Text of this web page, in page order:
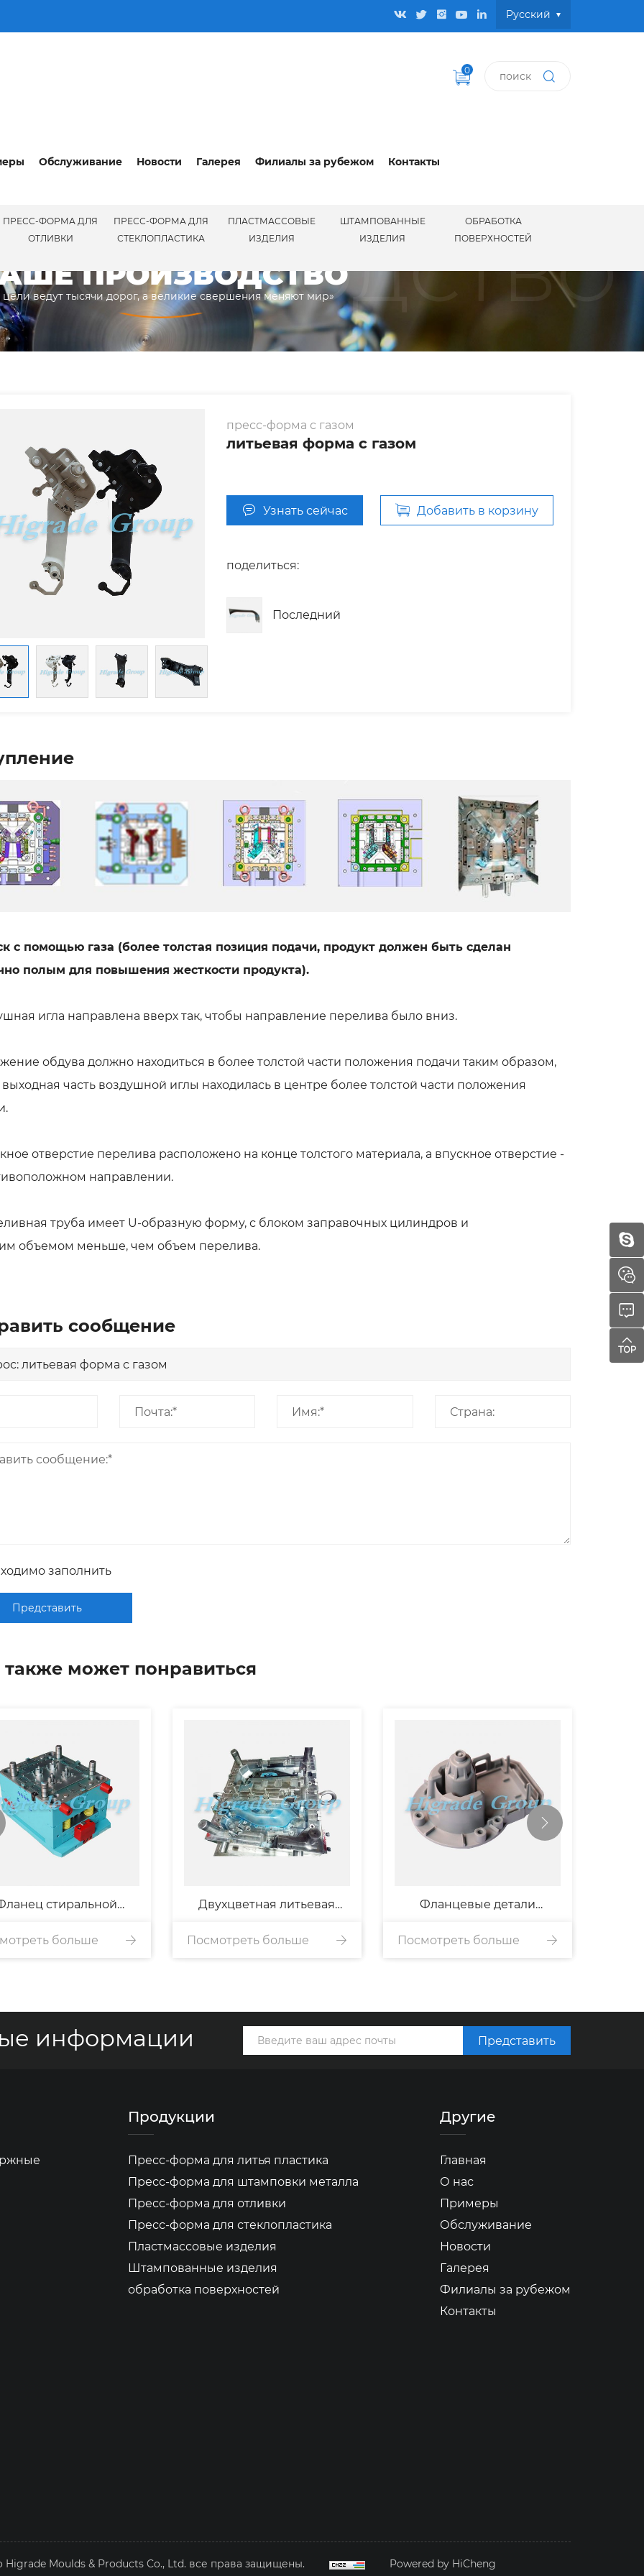
Pусский
0
Обслуживание Новости Галерея Филиалы за рубежом Контакты
ПРЕСС-ФОРМА ДЛЯ
ОТЛИВКИ
ПРЕСС-ФОРМА ДЛЯ
СТЕКЛОПЛАСТИКА
ПЛАСТМАССОВЫЕ
ИЗДЕЛИЯ
ШТАМПОВАННЫЕ
ИЗДЕЛИЯ
ОБРАБОТКА
ПОВЕРХНОСТЕЙ
ПРОИЗВОДСТВО
цели ведут тысячи дорог, а великие свершения меняют мир»
пресс-форма с газом
литьевая форма с газом
Узнать сейчас Добавить в корзину
поделиться:
Последний
с помощью газа (более толстая позиция подачи, продукт должен быть сделан
полым для повышения жесткости продукта).
игла направлена вверх так, чтобы направление перелива было вниз.
обдува должно находиться в более толстой части положения подачи таким образом,
часть воздушной иглы находилась в центре более толстой части положения
отверстие перелива расположено на конце толстого материала, а впускное отверстие -
направлении.
труба имеет U-образную форму, с блоком заправочных цилиндров и
объемом меньше, чем объем перелива.
сообщение
заполнить
Представить
может понравиться
стиральной
машины
больше
Двухцветная литьевая
форма
Посмотреть больше
Фланцевые детали
стиральной машины
Посмотреть больше
информации Представить
Продукции
Пресс-форма для литья пластика
Пресс-форма для штамповки металла
Пресс-форма для отливки
Пресс-форма для стеклопластика
Пластмассовые изделия
Штампованные изделия
обработка поверхностей
Другие
Главная
О нас
Примеры
Обслуживание
Новости
Галерея
Филиалы за рубежом
Контакты
Moulds & Products Co., Ltd. все права защищены. Powered by HiCheng